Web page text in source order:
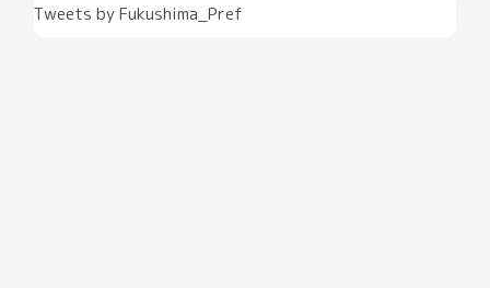
Tweets by Fukushima_Pref